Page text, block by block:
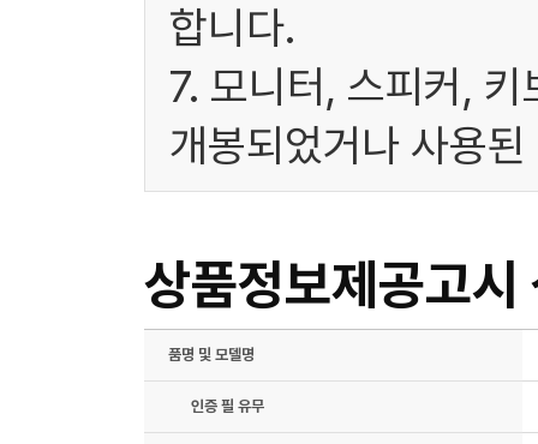
합니다.
7. 모니터, 스피커,
개봉되었거나 사용
상품정보제공고시
품명 및 모델명
인증 필 유무